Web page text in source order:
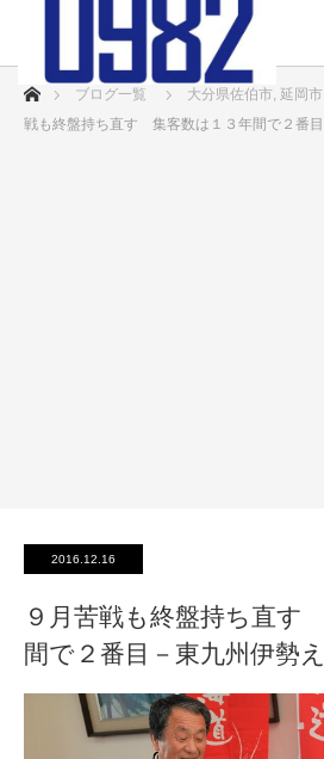
ホームブログ一覧 大分県佐伯市, 延岡市
戦も終盤持ち直す 集客数は１３年間で２番
2016.12.16
９月苦戦も終盤持ち直す
間で２番目－東九州伊勢